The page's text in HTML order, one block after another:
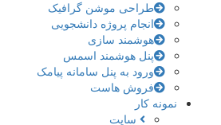
طراحی موشن گرافیک
انجام پروژه دانشجویی
هوشمند سازی
پنل هوشمند اسمس
ورود به پنل سامانه پیامک
فروش هاست
نمونه کار
سایت